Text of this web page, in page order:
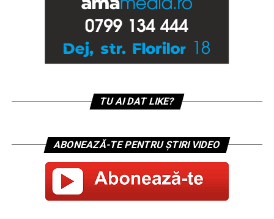
TU AI DAT LIKE?
ABONEAZĂ-TE PENTRU ȘTIRI VIDEO